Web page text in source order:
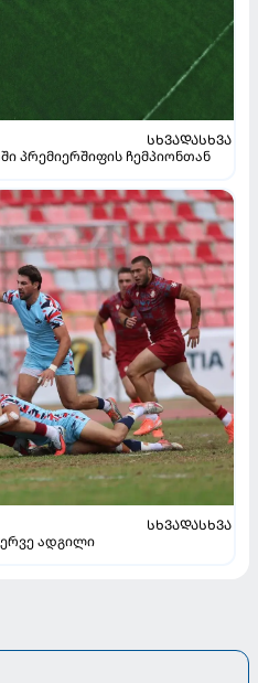
ᲡᲮᲕᲐᲓᲐᲡᲮᲕᲐ
პრემიერშიფის ჩემპიონთან
ᲡᲮᲕᲐᲓᲐᲡᲮᲕᲐ
ადგილი